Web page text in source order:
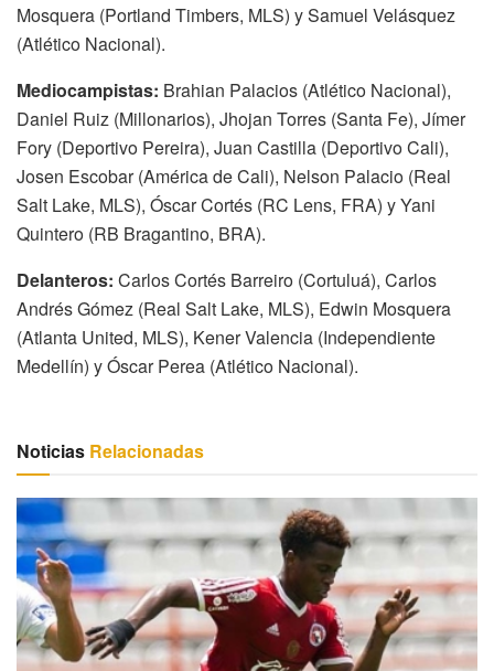
Mosquera (Portland Timbers, MLS) y Samuel Velásquez
(Atlético Nacional).
Mediocampistas: Brahian Palacios (Atlético Nacional),
Daniel Ruiz (Millonarios), Jhojan Torres (Santa Fe), Jímer
Fory (Deportivo Pereira), Juan Castilla (Deportivo Cali),
Josen Escobar (América de Cali), Nelson Palacio (Real
Salt Lake, MLS), Óscar Cortés (RC Lens, FRA) y Yani
Quintero (RB Bragantino, BRA).
Delanteros: Carlos Cortés Barreiro (Cortuluá), Carlos
Andrés Gómez (Real Salt Lake, MLS), Edwin Mosquera
(Atlanta United, MLS), Kener Valencia (Independiente
Medellín) y Óscar Perea (Atlético Nacional).
Noticias Relacionadas